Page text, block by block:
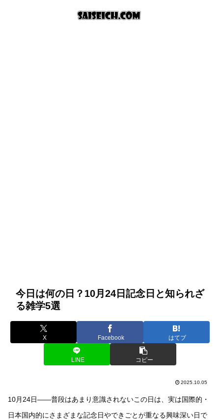
今日は何の日？10月24日記念日と知られざ
る雑学5選
X Facebook はてブ
LINE コピー
2025.10.05
10月24日――普段はあまり意識されないこの日は、実は国際的・
日本国内的にさまざまな記念日やできごとが重なる興味深い日で